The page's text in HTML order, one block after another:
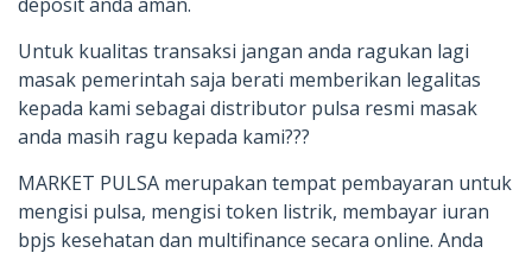
Untuk kualitas transaksi jangan anda ragukan lagi
masak pemerintah saja berati memberikan legalitas
kepada kami sebagai distributor pulsa resmi masak
anda masih ragu kepada kami???
MARKET PULSA merupakan tempat pembayaran untuk
mengisi pulsa, mengisi token listrik, membayar iuran
bpjs kesehatan dan multifinance secara online. Anda